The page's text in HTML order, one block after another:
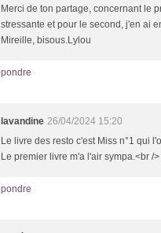
Merci de ton partage, concernant le
stressante et pour le second, j'en ai
Mireille, bisous.Lylou
lavandine 26/04/2024 15:20
Le livre des resto c'est Miss n°1 qui
Le premier livre m'a l'air sympa.<br /